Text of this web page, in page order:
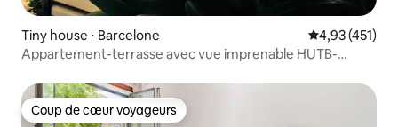
Tiny house ⋅ Barcelone Évaluation
4,93 (451)
Appartement-terrasse avec vue imprenable HUTB-
Coup de cœur voyageurs
Coup de cœur voyageurs